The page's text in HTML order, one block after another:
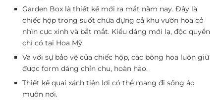
Garden Box là thiết kế mới ra mắt năm nay. Đây là
chiếc hộp trong suốt chứa đựng cả khu vườn hoa cỏ
nhìn cực xinh và bắt mắt. Kiểu dáng mới lạ, độc quyền
chỉ có tại Hoa Mỹ.
Và với sự bảo vệ của chiếc hộp, các bông hoa luôn giữ
được form dáng chỉn chu, hoàn hảo.
Thiết kế quai xách tiện lợi có thể mang đi sống ảo
muôn nơi.